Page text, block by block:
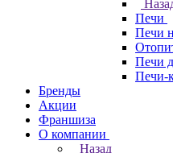
Печи
Печи
Печи
Печи-
Бренды
Акции
Франшиза
О компании
Назад